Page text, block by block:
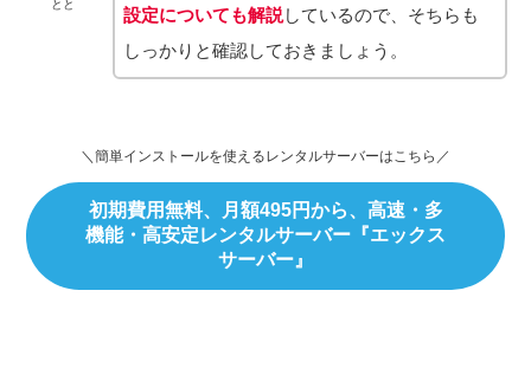
とと
設定についても解説しているので、そちらも
しっかりと確認しておきましょう。
＼簡単インストールを使えるレンタルサーバーはこちら／
初期費用無料、月額495円から、高速・多
機能・高安定レンタルサーバー『エックス
サーバー』